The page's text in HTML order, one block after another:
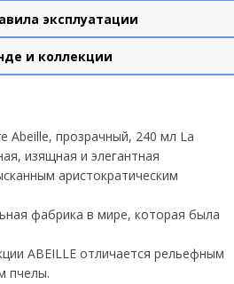
эксплуатации
и коллекции
Abeille, прозрачный, 240 мл La
изящная и элегантная
аристократическим
фабрика в мире, которая была
ABEILLE отличается рельефным
пчелы.